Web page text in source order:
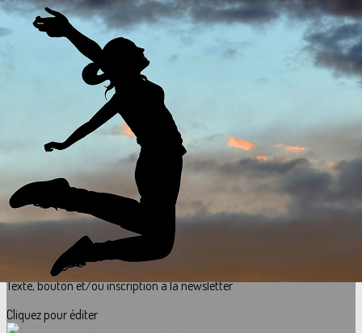
Exporter les lignes sélectionnées
Exporter toutes les colonnes
Exporter uniquement les colonnes affichées
Projets 2025 - 2026
Soirées 2025-2026
Soirées 2024 - 2025
?>
Images de la page d'accueil
Cliquez pour éditer
Texte, bouton et/ou inscription à la newsletter
Cliquez pour éditer